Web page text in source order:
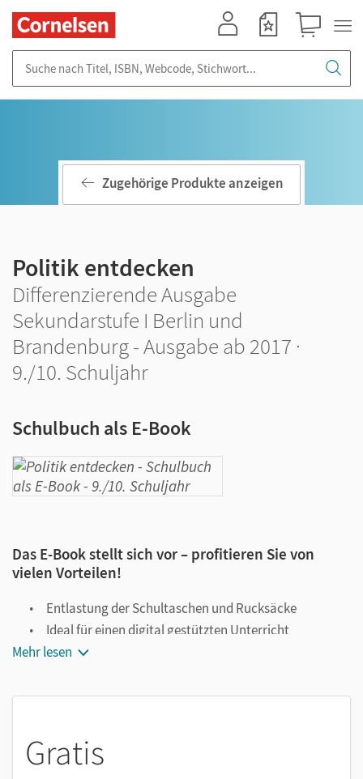
Zugehörige Produkte anzeigen
Politik entdecken
Differenzierende Ausgabe
Sekundarstufe I Berlin und
Brandenburg - Ausgabe ab 2017 ·
9./10. Schuljahr
Schulbuch als E-Book
Das E-Book stellt sich vor – profitieren Sie von
vielen Vorteilen!
Entlastung der Schultaschen und Rucksäcke
Ideal für einen digital gestützten Unterricht
Notiz- und Markierungsmöglichkeit
Notizen erstellen
Mehr lesen
Gratis